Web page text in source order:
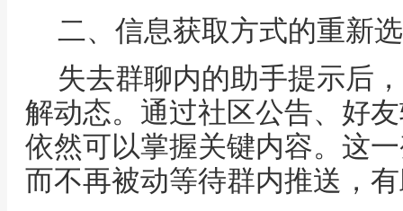
二、信息获取方式的重新
失去群聊内的助手提示后
解动态。通过社区公告、好
依然可以掌握关键内容。这
而不再被动等待群内推送，